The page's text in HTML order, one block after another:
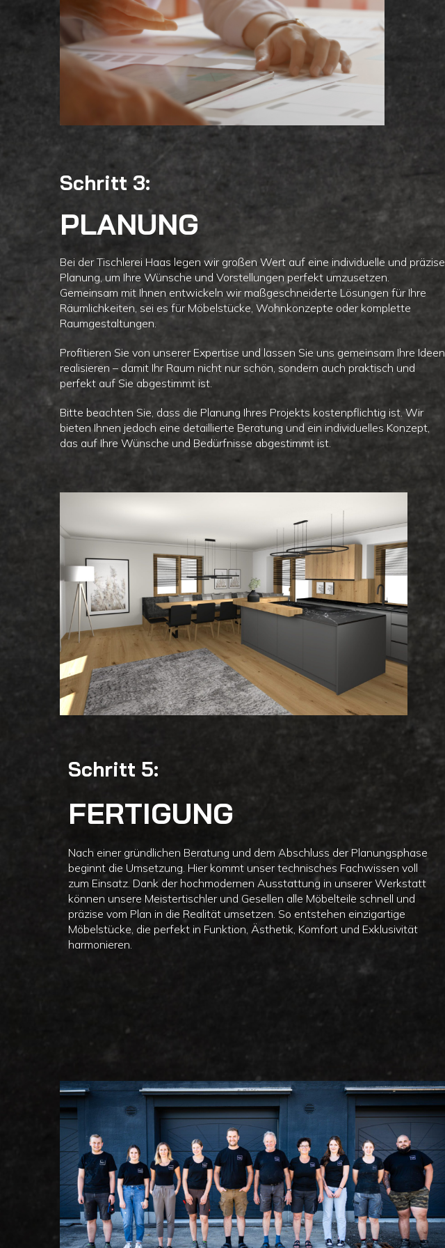
Schritt 3:
PLANUNG
Bei der Tischlerei Haas legen wir großen Wert auf eine individuelle und präzise
Planung, um Ihre Wünsche und Vorstellungen perfekt umzusetzen.
Gemeinsam mit Ihnen entwickeln wir maßgeschneiderte Lösungen für Ihre
Räumlichkeiten, sei es für Möbelstücke, Wohnkonzepte oder komplette
Raumgestaltungen.
Profitieren Sie von unserer Expertise und lassen Sie uns gemeinsam Ihre Ideen
realisieren – damit Ihr Raum nicht nur schön, sondern auch praktisch und
perfekt auf Sie abgestimmt ist.
Bitte beachten Sie, dass die Planung Ihres Projekts kostenpflichtig ist. Wir
bieten Ihnen jedoch eine detaillierte Beratung und ein individuelles Konzept,
das auf Ihre Wünsche und Bedürfnisse abgestimmt ist.
Schritt 5:
FERTIGUNG
Nach einer gründlichen Beratung und dem Abschluss der Planungsphase
beginnt die Umsetzung. Hier kommt unser technisches Fachwissen voll
zum Einsatz. Dank der hochmodernen Ausstattung in unserer Werkstatt
können unsere Meistertischler und Gesellen alle Möbelteile schnell und
präzise vom Plan in die Realität umsetzen. So entstehen einzigartige
Möbelstücke, die perfekt in Funktion, Ästhetik, Komfort und Exklusivität
harmonieren.